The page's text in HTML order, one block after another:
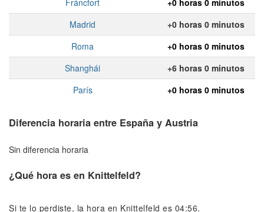
Fráncfort
+0 horas 0 minutos
Madrid
+0 horas 0 minutos
Roma
+0 horas 0 minutos
Shanghái
+6 horas 0 minutos
París
+0 horas 0 minutos
Diferencia horaria entre España y Austria
Sin diferencia horaria
¿Qué hora es en Knittelfeld?
Si te lo perdiste, la hora en Knittelfeld es 04:56.